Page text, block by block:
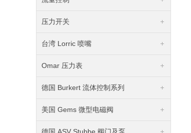
压力开关
台湾 Lorric 喷嘴
Omar 压力表
德国 Burkert 流体控制系列
美国 Gems 微型电磁阀